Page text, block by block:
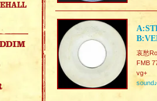
哀愁
FMB
vg+
sound♪